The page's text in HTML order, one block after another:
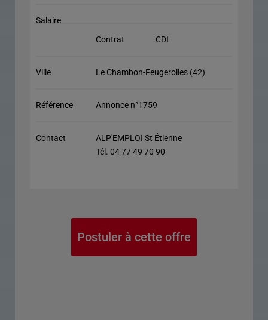
Salaire
Contrat
CDI
Ville Le Chambon-Feugerolles (42)
Référence Annonce n°1759
Contact
ALP'EMPLOI St Étienne
Tél. 04 77 49 70 90
Postuler à cette offre